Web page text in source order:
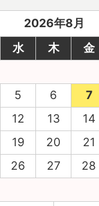
2026年8月
水 木 金
5 6 7
12 13 14
19 20 21
26 27 28